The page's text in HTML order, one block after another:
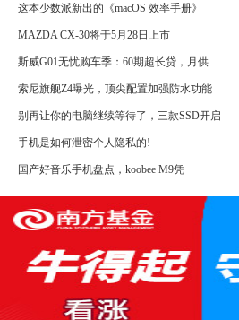
这本少数派新出的《macOS 效率手册》
MAZDA CX-30将于5月28日上市
斯威G01无忧购车季：60期超长贷，月供
索尼旗舰Z4曝光，顶尖配置加强防水功能
别再让你的电脑继续等待了，三款SSD开启
手机是如何泄密个人隐私的!
国产好音乐手机盘点，koobee M9凭